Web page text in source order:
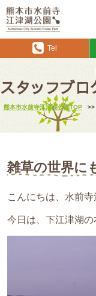
Tel
スタッフブロ
熊本市水前寺江津湖公園TOP >>
雑草の世界に
こんにちは、水前寺
今日は、下江津湖の